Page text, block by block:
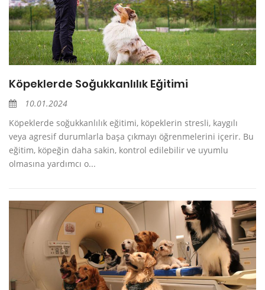
Köpeklerde Soğukkanlılık Eğitimi
10.01.2024
Köpeklerde soğukkanlılık eğitimi, köpeklerin stresli, kaygılı
veya agresif durumlarla başa çıkmayı öğrenmelerini içerir. Bu
eğitim, köpeğin daha sakin, kontrol edilebilir ve uyumlu
olmasına yardımcı o...